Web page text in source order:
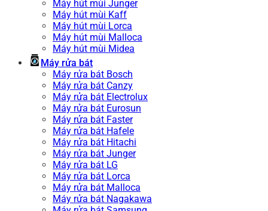
Máy hút mùi Junger
Máy hút mùi Kaff
Máy hút mùi Lorca
Máy hút mùi Malloca
Máy hút mùi Midea
Máy rửa bát
Máy rửa bát Bosch
Máy rửa bát Canzy
Máy rửa bát Electrolux
Máy rửa bát Eurosun
Máy rửa bát Faster
Máy rửa bát Hafele
Máy rửa bát Hitachi
Máy rửa bát Junger
Máy rửa bát LG
Máy rửa bát Lorca
Máy rửa bát Malloca
Máy rửa bát Nagakawa